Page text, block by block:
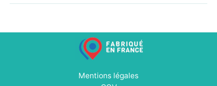
Mentions légales